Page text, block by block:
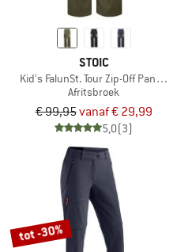
STOIC
Kid's FalunSt. Tour Zip-Off Pants Light
Afritsbroek
€ 99,95vanaf € 29,99
5,0(3)
tot -30%